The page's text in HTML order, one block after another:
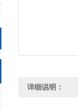
详细说明：